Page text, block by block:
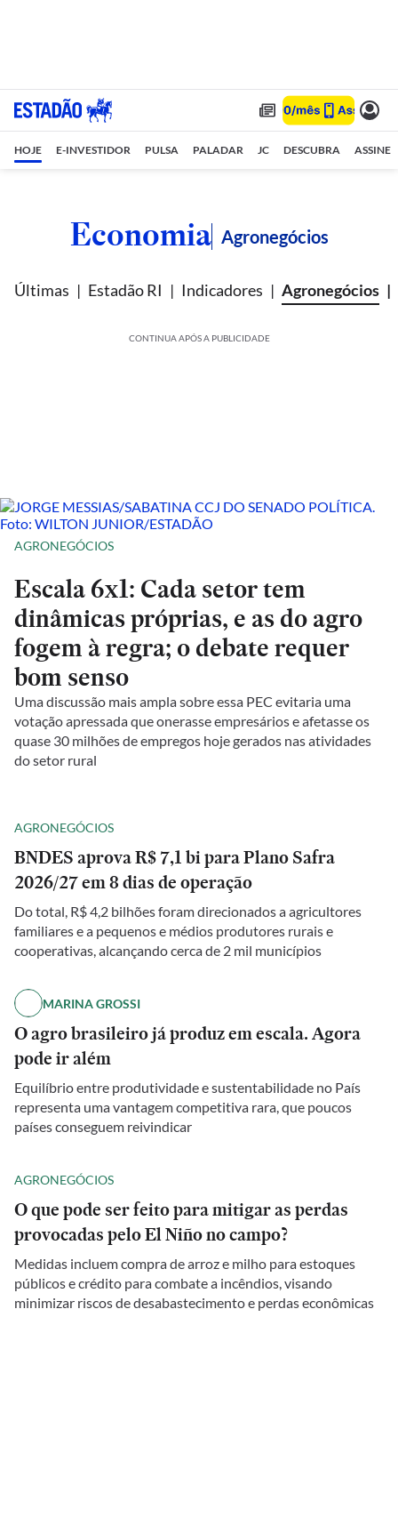
HOJE E-INVESTIDOR PULSA PALADAR JC DESCUBRA ASSINE
Economia Agronegócios
Últimas Estadão RI Indicadores Agronegócios
CONTINUA APÓS A PUBLICIDADE
AGRONEGÓCIOS
Escala 6x1: Cada setor tem
dinâmicas próprias, e as do agro
fogem à regra; o debate requer
bom senso
Uma discussão mais ampla sobre essa PEC evitaria uma
votação apressada que onerasse empresários e afetasse os
quase 30 milhões de empregos hoje gerados nas atividades
do setor rural
AGRONEGÓCIOS
BNDES aprova R$ 7,1 bi para Plano Safra
2026/27 em 8 dias de operação
Do total, R$ 4,2 bilhões foram direcionados a agricultores
familiares e a pequenos e médios produtores rurais e
cooperativas, alcançando cerca de 2 mil municípios
MARINA GROSSI
O agro brasileiro já produz em escala. Agora
pode ir além
Equilíbrio entre produtividade e sustentabilidade no País
representa uma vantagem competitiva rara, que poucos
países conseguem reivindicar
AGRONEGÓCIOS
O que pode ser feito para mitigar as perdas
provocadas pelo El Niño no campo?
Medidas incluem compra de arroz e milho para estoques
públicos e crédito para combate a incêndios, visando
minimizar riscos de desabastecimento e perdas econômicas